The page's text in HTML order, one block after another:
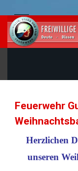
Feuerwehr
Herzlichen
unseren